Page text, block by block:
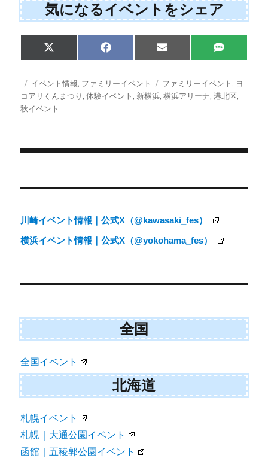
気になるイベントをシェア
Share
on
X
(
w
t
t
Share
on
F
a
e
o
Share
on
E
m
i
l
Share
on
S
M
投
稿
日:
カ
テ
ゴ
イベント情報, ファミリーイベント
タ
グ
ファミリーイベント, ヨ
コアリくんまつり,体験イベント, 新横浜,横浜アリーナ,港北区,
秋イベント
稿
ナ
ビ
ー
ョ
川崎イベント情報｜公式X（@kawasaki_fes）
横浜イベント情報｜公式X（@yokohama_fes）
全国
全国イベント
北海道
札幌イベント
札幌｜大通公園イベント
函館｜五稜郭公園イベント